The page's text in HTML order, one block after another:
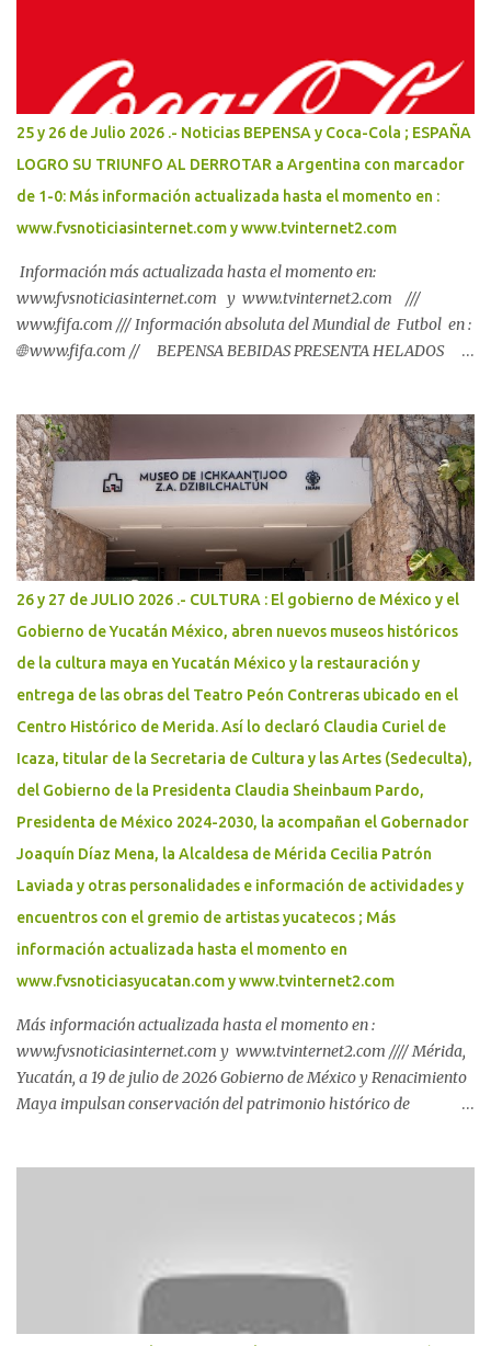
25 y 26 de Julio 2026 .- Noticias BEPENSA y Coca-Cola ; ESPAÑA
LOGRO SU TRIUNFO AL DERROTAR a Argentina con marcador
de 1-0: Más información actualizada hasta el momento en :
www.fvsnoticiasinternet.com y www.tvinternet2.com
Información más actualizada hasta el momento en:
www.fvsnoticiasinternet.com y www.tvinternet2.com ///
www.fifa.com /// Información absoluta del Mundial de Futbol en :
🌐 www.fifa.com // BEPENSA BEBIDAS PRESENTA HELADOS
26 y 27 de JULIO 2026 .- CULTURA : El gobierno de México y el
Gobierno de Yucatán México, abren nuevos museos históricos
de la cultura maya en Yucatán México y la restauración y
entrega de las obras del Teatro Peón Contreras ubicado en el
Centro Histórico de Merida. Así lo declaró Claudia Curiel de
Icaza, titular de la Secretaria de Cultura y las Artes (Sedeculta),
del Gobierno de la Presidenta Claudia Sheinbaum Pardo,
Presidenta de México 2024-2030, la acompañan el Gobernador
Joaquín Díaz Mena, la Alcaldesa de Mérida Cecilia Patrón
Laviada y otras personalidades e información de actividades y
encuentros con el gremio de artistas yucatecos ; Más
información actualizada hasta el momento en
www.fvsnoticiasyucatan.com y www.tvinternet2.com
Más información actualizada hasta el momento en :
www.fvsnoticiasinternet.com y www.tvinternet2.com //// Mérida,
Yucatán, a 19 de julio de 2026 Gobierno de México y Renacimiento
Maya impulsan conservación del patrimonio histórico de
inauguración del Museo de Ichkaantijoo y Centro de Visitantes de
la zona arqueológica de Dzibilchaltún, espacio que acerca la
riqueza de la cultura maya a las nuevas generaciones y amplía la